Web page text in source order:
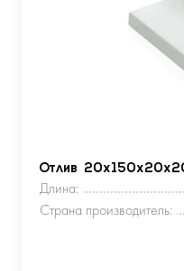
Отлив
Длина:
Страна производитель: